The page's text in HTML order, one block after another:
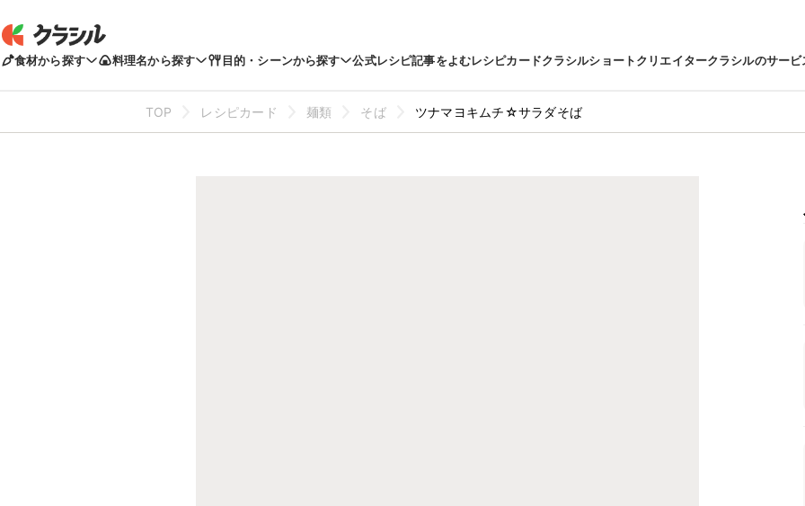
食材から探す 料理名から探す 目的・シーンから探す 公式レシピ記事をよむレシピカードクラシルショートクリエイタークラシルのサービ
TOP レシピカード 麺類 そば ツナマヨキムチ☆サラダそば